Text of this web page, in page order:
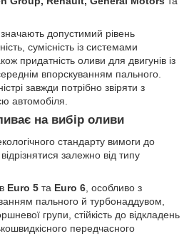
допустимий рівень
сумісність із системами
придатність оливи для двигунів із
впорскуванням пального.
завжди потрібно звіряти з
автомобіля.
на вибір оливи
стандарту вимоги до
залежно від типу
Euro 5 та Euro 6 , особливо з
пального й турбонаддувом,
групи, стійкість до відкладень
передчасного